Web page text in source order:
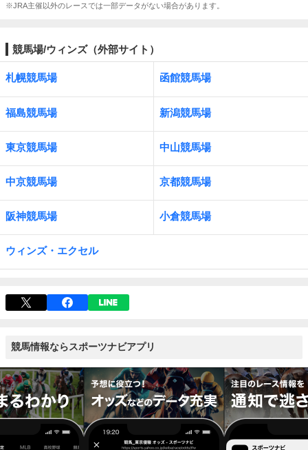
※JRA主催以外のレースでは一部データがない場合があります。
競馬場/ウィンズ（外部サイト）
札幌競馬場 函館競馬場
福島競馬場 新潟競馬場
東京競馬場 中山競馬場
中京競馬場 京都競馬場
阪神競馬場 小倉競馬場
ウィンズ・エクセル
競馬情報ならスポーツナビアプリ